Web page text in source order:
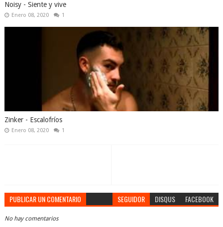
Noisy - Siente y vive
Enero 08, 2020 1
Zinker - Escalofríos
Enero 08, 2020 1
PUBLICAR UN COMENTARIO SEGUIDOR DISQUS FACEBOOK
No hay comentarios